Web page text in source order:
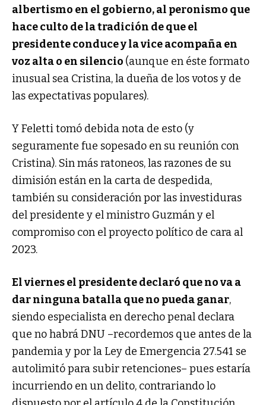
albertismo en el gobierno, al peronismo que
hace culto de la tradición de que el
presidente conduce y la vice acompaña en
voz alta o en silencio (aunque en éste formato
inusual sea Cristina, la dueña de los votos y de
las expectativas populares).
Y Feletti tomó debida nota de esto (y
seguramente fue sopesado en su reunión con
Cristina). Sin más ratoneos, las razones de su
dimisión están en la carta de despedida,
también su consideración por las investiduras
del presidente y el ministro Guzmán y el
compromiso con el proyecto político de cara al
2023.
El viernes el presidente declaró que no va a
dar ninguna batalla que no pueda ganar,
siendo especialista en derecho penal declara
que no habrá DNU –recordemos que antes de la
pandemia y por la Ley de Emergencia 27.541 se
autolimitó para subir retenciones– pues estaría
incurriendo en un delito, contrariando lo